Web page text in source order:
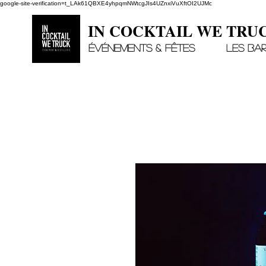
google-site-verification=t_LAk61QBXE4yhpqmNWtcgJIs4UZnxiVuXftOI2UJMc
Événements & Fêtes Les
IN COCKTAIL WE